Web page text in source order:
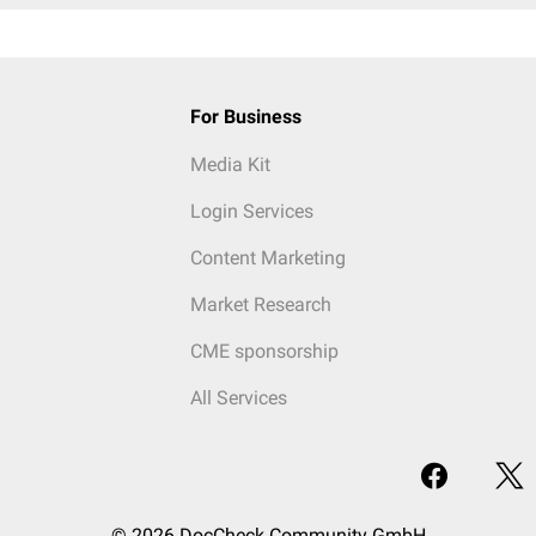
For Business
Media Kit
Login Services
Content Marketing
Market Research
CME sponsorship
All Services